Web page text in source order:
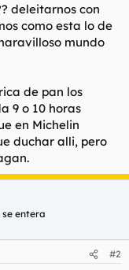
deleitarnos con
como esta lo de
mundo
de pan los
9 o 10 horas
en Michelin
duchar alli, pero
se entera
#2